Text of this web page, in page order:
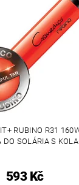
RUBINO R31
SOLÁRIA S
593 Kč